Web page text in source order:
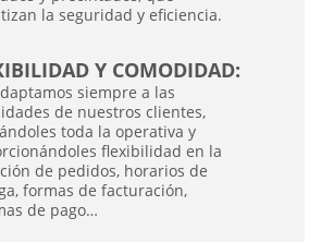
la seguridad y eficiencia.
Y COMODIDAD:
siempre a las
de nuestros clientes,
toda la operativa y
flexibilidad en la
de pedidos, horarios de
formas de facturación,
de pago…